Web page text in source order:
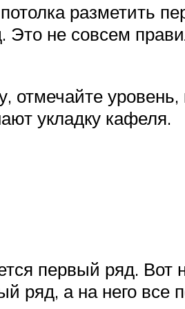
разметить
не совсем
уровень,
укладку кафеля.
первый ряд.
ряд, а на него